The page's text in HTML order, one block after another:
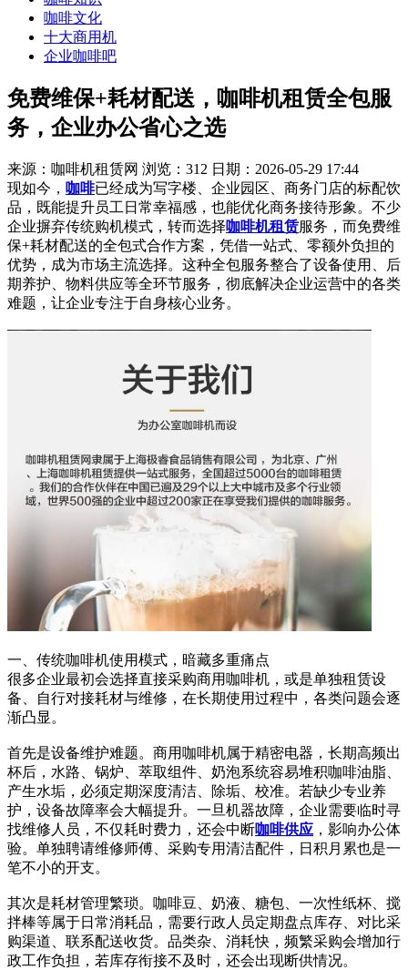
咖啡文化
十大商用机
企业咖啡吧
免费维保+耗材配送，咖啡机租赁全包服
务，企业办公省心之选
来源：咖啡机租赁网 浏览：312 日期：2026-05-29 17:44
现如今， 咖啡已经成为写字楼、企业园区、商务门店的标配饮
品，既能提升员工日常幸福感，也能优化商务接待形象。不少
企业摒弃传统购机模式，转而选择咖啡机租赁服务，而免费维
保+耗材配送的全包式合作方案，凭借一站式、零额外负担的
优势，成为市场主流选择。这种全包服务整合了设备使用、后
期养护、物料供应等全环节服务，彻底解决企业运营中的各类
难题，让企业专注于自身核心业务。
一、传统咖啡机使用模式，暗藏多重痛点
很多企业最初会选择直接采购商用咖啡机，或是单独租赁设
备、自行对接耗材与维修，在长期使用过程中，各类问题会逐
渐凸显。
首先是设备维护难题。商用咖啡机属于精密电器，长期高频出
杯后，水路、锅炉、萃取组件、奶泡系统容易堆积咖啡油脂、
产生水垢，必须定期深度清洁、除垢、校准。若缺少专业养
护，设备故障率会大幅提升。一旦机器故障，企业需要临时寻
找维修人员，不仅耗时费力，还会中断咖啡供应 ，影响办公体
验。单独聘请维修师傅、采购专用清洁配件，日积月累也是一
笔不小的开支。
其次是耗材管理繁琐。咖啡豆、奶液、糖包、一次性纸杯、搅
拌棒等属于日常消耗品，需要行政人员定期盘点库存、对比采
购渠道、联系配送收货。品类杂、消耗快，频繁采购会增加行
政工作负担，若库存衔接不及时，还会出现断供情况。